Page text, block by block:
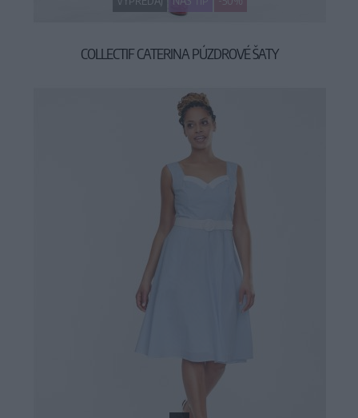
COLLECTIF CATERINA PÚZDROVÉ ŠATY
32,45 €